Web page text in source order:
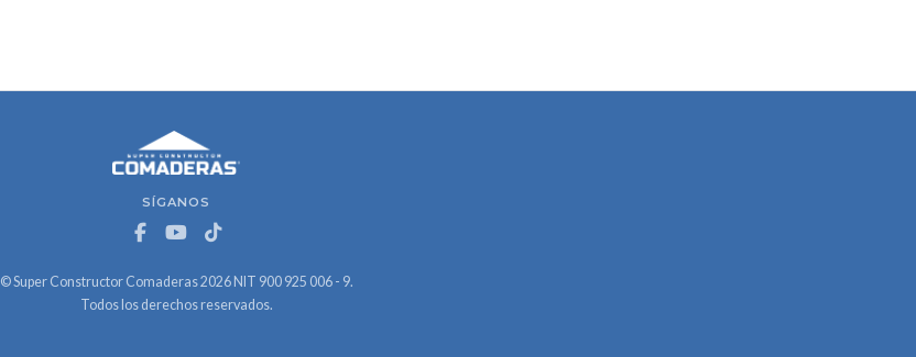
SÍGANOS
© Super Constructor Comaderas 2026 NIT 900 925 006 - 9.
Todos los derechos reservados.